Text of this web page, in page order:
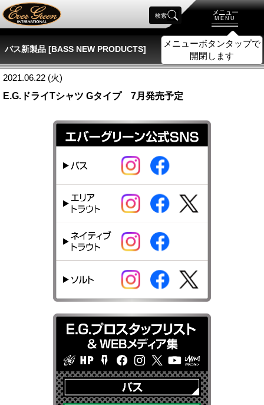
メニュー
MENU
メニューボタンタップで
開閉します
検索
バス新製品 [BASS NEW PRODUCTS]
2021.06.22 (火)
E.G.ドライTシャツ Gタイプ 7月発売予定